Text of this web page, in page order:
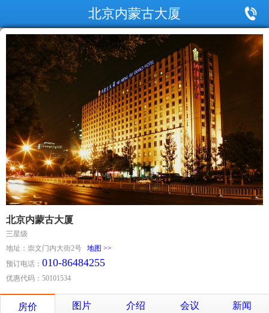
北京内蒙古大厦
北京内蒙古大厦
三星级
地址：崇文门内大街2号 地图 >>
预订电话： 010-86484255
优惠代码：50101534
房价 图片 介绍 会议 新闻